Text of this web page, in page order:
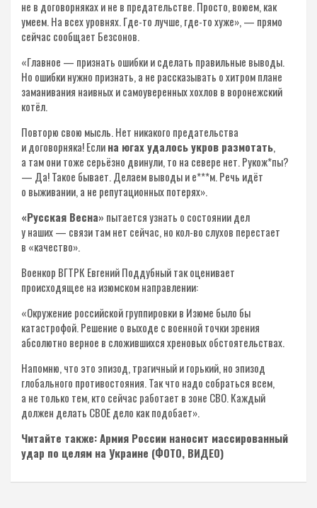
не в договорняках и не в предательстве. Просто, воюем, как
умеем. На всех уровнях. Где-то лучше, где-то хуже», — прямо
сейчас сообщает Безсонов.
«Главное — признать ошибки и сделать правильные выводы.
Но ошибки нужно признать, а не рассказывать о хитром плане
заманивания наивных и самоуверенных хохлов в воронежский
котёл.
Повторю свою мысль. Нет никакого предательства
и договорняка! Еслина югах удалось укров размотать,
а там они тоже серьёзно двинули, то на севере нет. Рукож*пы?
— Да! Такое бывает. Делаем выводы и е***м. Речь идёт
о выживании, а не репутационных потерях».
«Русская Весна» пытается узнать о состоянии дел
у наших — связи там нет сейчас, но кол-во слухов перестает
в «качество».
Военкор ВГТРК Евгений Поддубный так оценивает
происходящее на изюмском направлении:
«Окружение российской группировки в Изюме было бы
катастрофой. Решение о выходе с военной точки зрения
абсолютно верное в сложившихся хреновых обстоятельствах.
Напомню, что это эпизод, трагичный и горький, но эпизод
глобального противостояния. Так что надо собраться всем,
а не только тем, кто сейчас работает в зоне СВО. Каждый
должен делать СВОЕ дело как подобает».
Читайте также: Армия России наносит массированный
удар по целям на Украине (ФОТО, ВИДЕО)